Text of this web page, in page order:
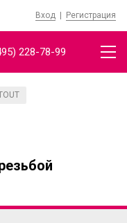
Вход | Регистрация
228-78-99